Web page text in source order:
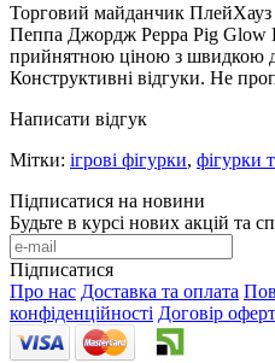
Торговий майданчик
Пеппа Джордж Peppa Pig Glow
прийнятною ціною з швидкою
Конструктивні відгуки. Не
Написати відгук
Мітки: ігрові фігурки, фігурки
Підписатися на новини
Будьте в курсі нових акцій та
Підписатися
Про нас Доставка та оплата
конфіденційності Договір